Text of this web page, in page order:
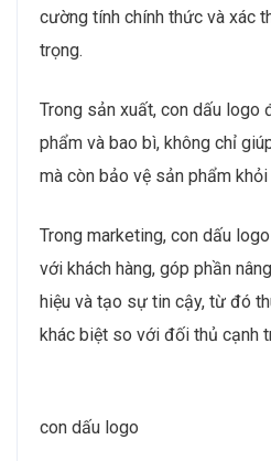
cường tính chính thức và xác
trọng.
Trong sản xuất, con dấu logo
phẩm và bao bì, không chỉ
mà còn bảo vệ sản phẩm khỏi
Trong marketing, con dấu
với khách hàng, góp phần
hiệu và tạo sự tin cậy, từ đó
khác biệt so với đối thủ cạnh
con dấu logo